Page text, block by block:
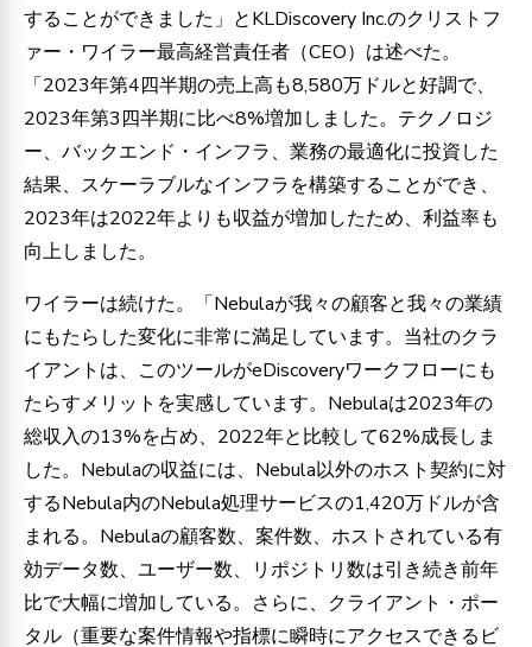
することができました」とKLDiscovery Inc.のクリストフ
ァー・ワイラー最高経営責任者（CEO）は述べた。
「2023年第4四半期の売上高も8,580万ドルと好調で、
2023年第3四半期に比べ8%増加しました。テクノロジ
ー、バックエンド・インフラ、業務の最適化に投資した
結果、スケーラブルなインフラを構築することができ、
2023年は2022年よりも収益が増加したため、利益率も
向上しました。
ワイラーは続けた。「Nebulaが我々の顧客と我々の業績
にもたらした変化に非常に満足しています。当社のクラ
イアントは、このツールがeDiscoveryワークフローにも
たらすメリットを実感しています。Nebulaは2023年の
総収入の13%を占め、2022年と比較して62%成長しま
した。Nebulaの収益には、Nebula以外のホスト契約に対
するNebula内のNebula処理サービスの1,420万ドルが含
まれる。Nebulaの顧客数、案件数、ホストされている有
効データ数、ユーザー数、リポジトリ数は引き続き前年
比で大幅に増加している。さらに、クライアント・ポー
タル（重要な案件情報や指標に瞬時にアクセスできるビ